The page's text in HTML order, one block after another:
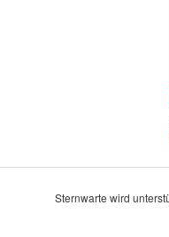
Sternwarte wird